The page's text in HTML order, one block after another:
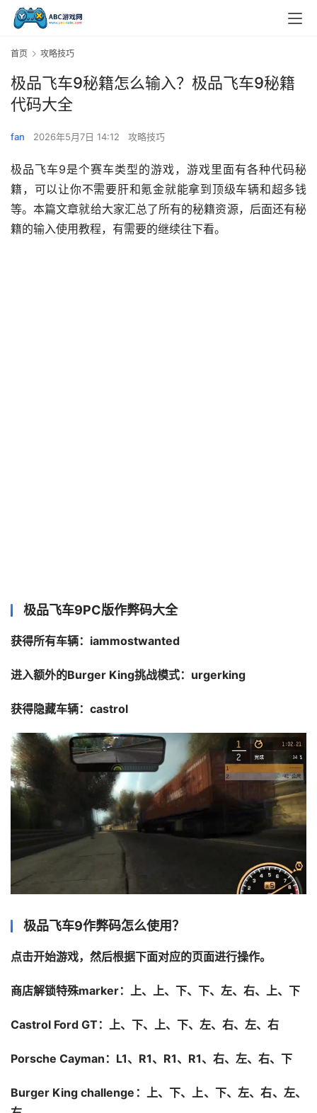
首页 攻略技巧
极品飞车9秘籍怎么输入？极品飞车9秘籍
代码大全
fan 2026年5月7日 14:12 攻略技巧
极品飞车9是个赛车类型的游戏，游戏里面有各种代码秘
籍，可以让你不需要肝和氪金就能拿到顶级车辆和超多钱
等。本篇文章就给大家汇总了所有的秘籍资源，后面还有秘
籍的输入使用教程，有需要的继续往下看。
极品飞车9PC版作弊码大全
获得所有车辆：iammostwanted
进入额外的Burger King挑战模式：urgerking
获得隐藏车辆：castrol
极品飞车9作弊码怎么使用？
点击开始游戏，然后根据下面对应的页面进行操作。
商店解锁特殊marker：上、上、下、下、左、右、上、下
Castrol Ford GT：上、下、上、下、左、右、左、右
Porsche Cayman：L1、R1、R1、R1、右、左、右、下
Burger King challenge：上、下、上、下、左、右、左、